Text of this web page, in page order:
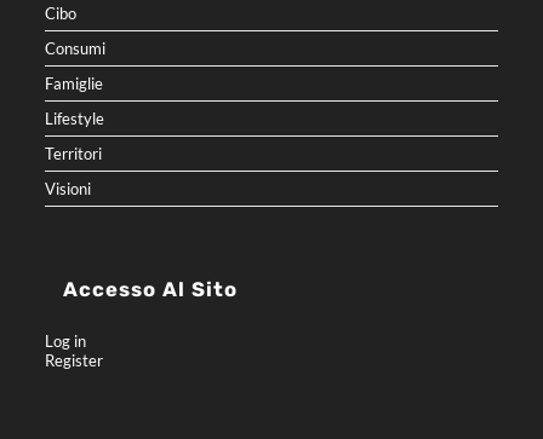
Cibo
Consumi
Famiglie
Lifestyle
Territori
Visioni
Accesso Al Sito
Log in
Register